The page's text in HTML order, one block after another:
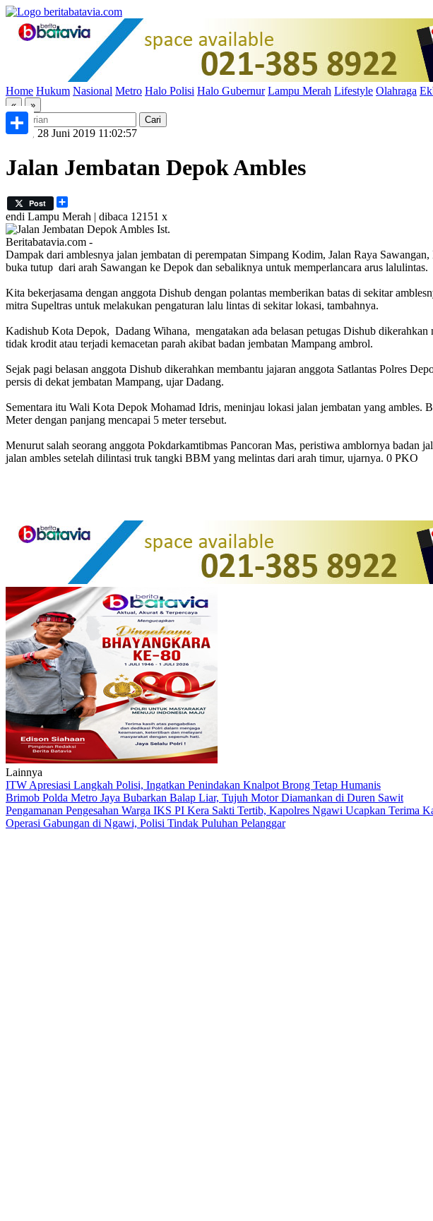
Home Hukum Nasional Metro Halo Polisi Halo Gubernur Lampu Merah Lifestyle Olahraga
« »
Jumat, 28 Juni 2019 11:02:57
Jalan Jembatan Depok Ambles
Post
endi Lampu Merah | dibaca 12151 x
Ist.
Beritabatavia.com -
Dampak dari amblesnya jalan jembatan di perempatan Simpang Kodim, Jalan Raya
buka tutup dari arah Sawangan ke Depok dan sebaliknya untuk memperlancara arus lalulintas.
Kita bekerjasama dengan anggota Dishub dengan polantas memberikan batas di sekitar
mitra Supeltras untuk melakukan pengaturan lalu lintas di sekitar lokasi, tambahnya.
Kadishub Kota Depok, Dadang Wihana, mengatakan ada belasan petugas Dishub
tidak krodit atau terjadi kemacetan parah akibat badan jembatan Mampang ambrol.
Sejak pagi belasan anggota Dishub dikerahkan membantu jajaran anggota Satlantas Polres
persis di dekat jembatan Mampang, ujar Dadang.
Sementara itu Wali Kota Depok Mohamad Idris, meninjau lokasi jalan jembatan yang
Meter dengan panjang mencapai 5 meter tersebut.
Menurut salah seorang anggota Pokdarkamtibmas Pancoran Mas, peristiwa amblornya
jalan ambles setelah dilintasi truk tangki BBM yang melintas dari arah timur, ujarnya. 0 PKO
Lainnya
ITW Apresiasi Langkah Polisi, Ingatkan Penindakan Knalpot Brong Tetap Humanis
Brimob Polda Metro Jaya Bubarkan Balap Liar, Tujuh Motor Diamankan di Duren Sawit
Pengamanan Pengesahan Warga IKS PI Kera Sakti Tertib, Kapolres Ngawi Ucapkan Terima
Operasi Gabungan di Ngawi, Polisi Tindak Puluhan Pelanggar